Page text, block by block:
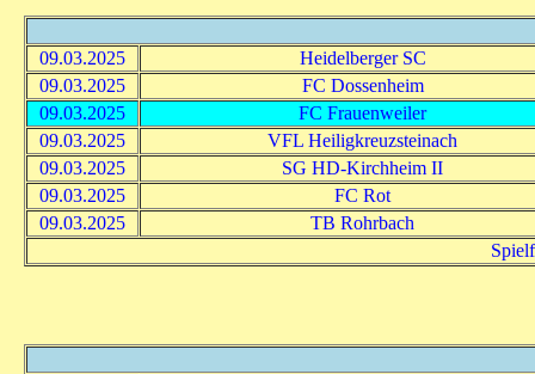
09.03.2025
Heidelberger SC
09.03.2025
FC Dossenheim
09.03.2025
FC Frauenweiler
09.03.2025
VFL Heiligkreuzsteinach
09.03.2025
SG HD-Kirchheim II
09.03.2025
FC Rot
09.03.2025
TB Rohrbach